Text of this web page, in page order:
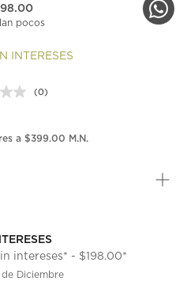
pocos
INTERESES
Sin
en
(0)
a $399.00 M.N.
intereses* - $198.00*
de Diciembre